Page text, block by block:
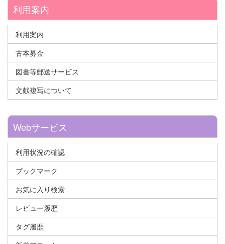
利用案内
利用案内
古本募金
図書等郵送サービス
文献複写について
Webサービス
利用状況の確認
ブックマーク
お気に入り検索
レビュー履歴
タグ履歴